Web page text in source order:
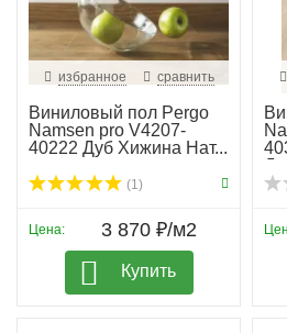
избранное сравнить
Виниловый пол Pergo
Namsen pro V4207-
40222 Дуб Хижина Нат...
(1)
Цена: 3 870 ₽/м2
Купить